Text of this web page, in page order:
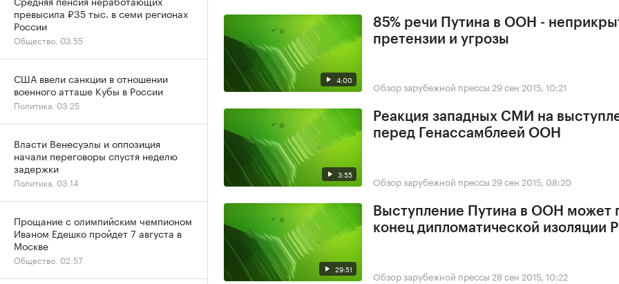
4:00
85% речи Путина в ООН -
претензии и угрозы
Обзор зарубежной прессы 29 сен 2015, 10:21
3:55
Реакция западных СМИ на
перед Генассамблеей ООН
Обзор зарубежной прессы 29 сен 2015, 08:20
29:51
Выступление Путина в ООН может
конец дипломатической изоляции
Обзор зарубежной прессы 28 сен 2015, 10:22
превысила ₽35 тыс. в семи регионах
России
Общество, 03:55
США ввели санкции в отношении
военного атташе Кубы в России
Политика, 03:25
Власти Венесуэлы и оппозиция
начали переговоры спустя неделю
задержки
Политика, 03:14
Прощание с олимпийским чемпионом
Иваном Едешко пройдет 7 августа в
Москве
Общество, 02:57